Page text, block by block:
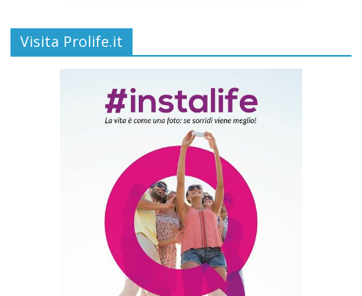
Visita Prolife.it